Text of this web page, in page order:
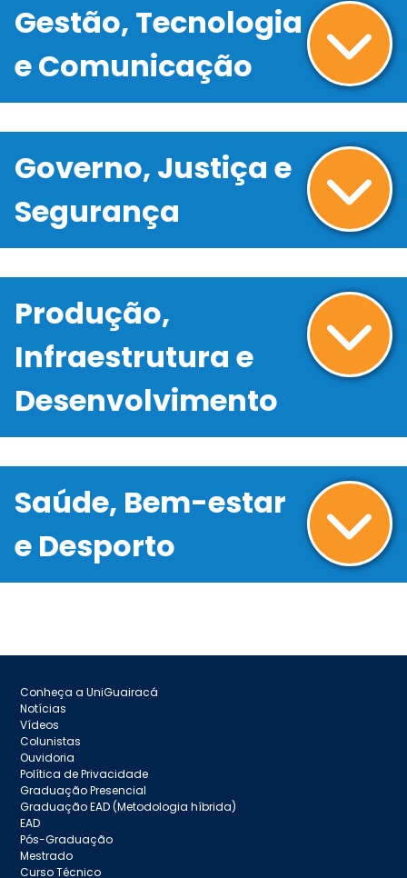
Gestão, Tecnologia
e Comunicação
Governo, Justiça e
Segurança
Produção,
Infraestrutura e
Desenvolvimento
Saúde, Bem-estar
e Desporto
Conheça a UniGuairacá
Notícias
Vídeos
Colunistas
Ouvidoria
Política de Privacidade
Graduação Presencial
Graduação EAD (Metodologia híbrida)
EAD
Pós-Graduação
Mestrado
Curso Técnico